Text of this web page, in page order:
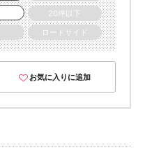
20坪以下
ロードサイド
お気に入りに追加